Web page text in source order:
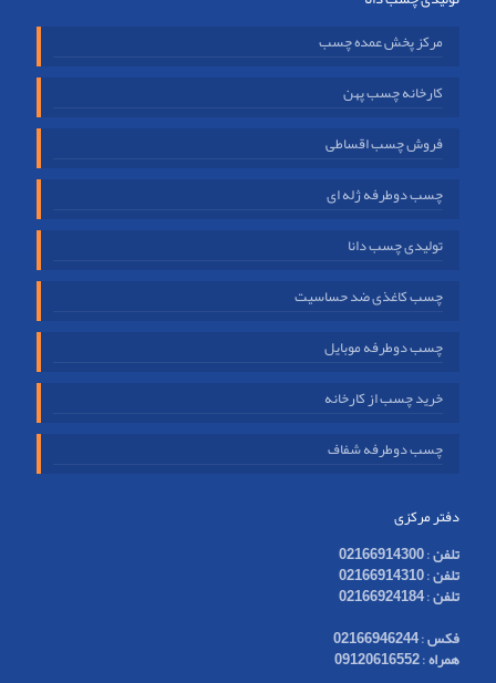
مرکز پخش عمده چسب
کارخانه چسب پهن
فروش چسب اقساطی
چسب دوطرفه ژله ای
تولیدی چسب دانا
چسب کاغذی ضد حساسیت
چسب دوطرفه موبایل
خرید چسب از کارخانه
چسب دوطرفه شفاف
دفتر مرکزی
تلفن:
02166914300
تلفن:
02166914310
تلفن:
02166924184
فکس:
02166946244
همراه:
09120616552